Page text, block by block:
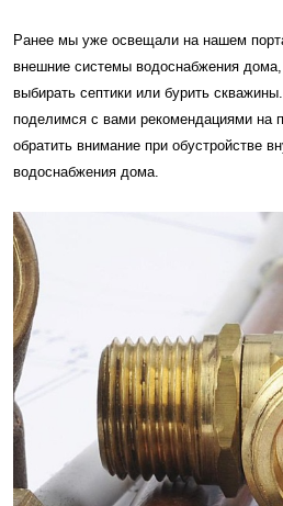
Ранее мы уже освещали на нашем
внешние системы водоснабжения
выбирать септики или бурить
поделимся с вами рекомендациями на
обратить внимание при обустройстве
водоснабжения дома.